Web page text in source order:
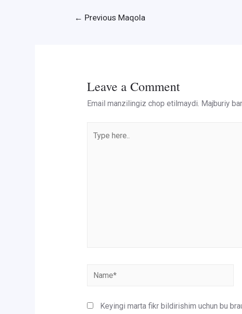
← Previous Maqola
Leave a Comment
Email manzilingiz chop etilmaydi. Majburiy
here..
Name*
Keyingi marta fikr bildirishim uchun bu